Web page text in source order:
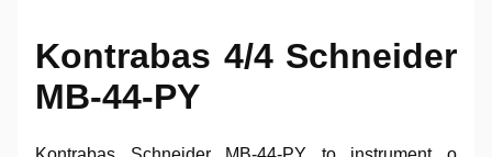
Kontrabas 4/4 Schneider
MB-44-PY